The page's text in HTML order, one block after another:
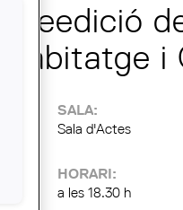
reedició
Habitatge
SALA:
Sala d'Actes
HORARI:
a les 18.30 h